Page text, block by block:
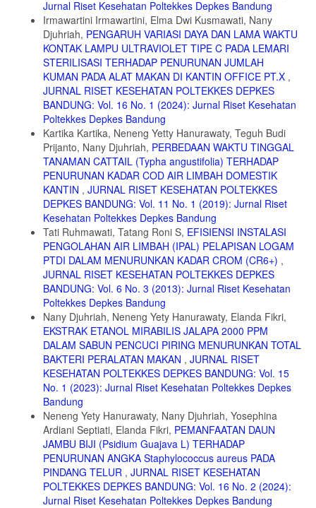
Jurnal Riset Kesehatan Poltekkes Depkes Bandung
Irmawartini Irmawartini, Elma Dwi Kusmawati, Nany
Djuhriah, PENGARUH VARIASI DAYA DAN LAMA WAKTU
KONTAK LAMPU ULTRAVIOLET TIPE C PADA LEMARI
STERILISASI TERHADAP PENURUNAN JUMLAH
KUMAN PADA ALAT MAKAN DI KANTIN OFFICE PT.X ,
JURNAL RISET KESEHATAN POLTEKKES DEPKES
BANDUNG: Vol. 16 No. 1 (2024): Jurnal Riset Kesehatan
Poltekkes Depkes Bandung
Kartika Kartika, Neneng Yetty Hanurawaty, Teguh Budi
Prijanto, Nany Djuhriah, PERBEDAAN WAKTU TINGGAL
TANAMAN CATTAIL (Typha angustifolia) TERHADAP
PENURUNAN KADAR COD AIR LIMBAH DOMESTIK
KANTIN , JURNAL RISET KESEHATAN POLTEKKES
DEPKES BANDUNG: Vol. 11 No. 1 (2019): Jurnal Riset
Kesehatan Poltekkes Depkes Bandung
Tati Ruhmawati, Tatang Roni S, EFISIENSI INSTALASI
PENGOLAHAN AIR LIMBAH (IPAL) PELAPISAN LOGAM
PTDI DALAM MENURUNKAN KADAR CROM (CR6+) ,
JURNAL RISET KESEHATAN POLTEKKES DEPKES
BANDUNG: Vol. 6 No. 3 (2013): Jurnal Riset Kesehatan
Poltekkes Depkes Bandung
Nany Djuhriah, Neneng Yety Hanurawaty, Elanda Fikri,
EKSTRAK ETANOL MIRABILIS JALAPA 2000 PPM
DALAM SABUN PENCUCI PIRING MENURUNKAN TOTAL
BAKTERI PERALATAN MAKAN , JURNAL RISET
KESEHATAN POLTEKKES DEPKES BANDUNG: Vol. 15
No. 1 (2023): Jurnal Riset Kesehatan Poltekkes Depkes
Bandung
Neneng Yety Hanurawaty, Nany Djuhriah, Yosephina
Ardiani Septiati, Elanda Fikri, PEMANFAATAN DAUN
JAMBU BIJI (Psidium Guajava L) TERHADAP
PENURUNAN ANGKA Staphylococcus aureus PADA
PINDANG TELUR , JURNAL RISET KESEHATAN
POLTEKKES DEPKES BANDUNG: Vol. 16 No. 2 (2024):
Jurnal Riset Kesehatan Poltekkes Depkes Bandung